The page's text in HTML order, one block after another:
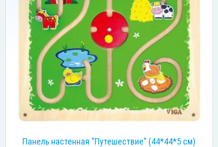
Панель настенная "Путешествие" (44*44*5 см)